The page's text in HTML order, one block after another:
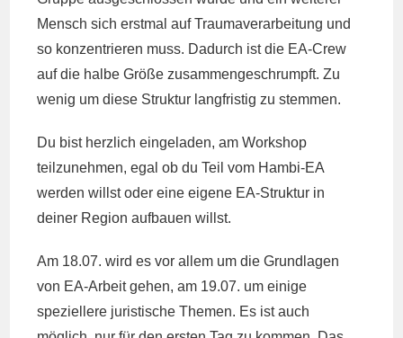
Mensch sich erstmal auf Traumaverarbeitung und
so konzentrieren muss. Dadurch ist die EA-Crew
auf die halbe Größe zusammengeschrumpft. Zu
wenig um diese Struktur langfristig zu stemmen.
Du bist herzlich eingeladen, am Workshop
teilzunehmen, egal ob du Teil vom Hambi-EA
werden willst oder eine eigene EA-Struktur in
deiner Region aufbauen willst.
Am 18.07. wird es vor allem um die Grundlagen
von EA-Arbeit gehen, am 19.07. um einige
speziellere juristische Themen. Es ist auch